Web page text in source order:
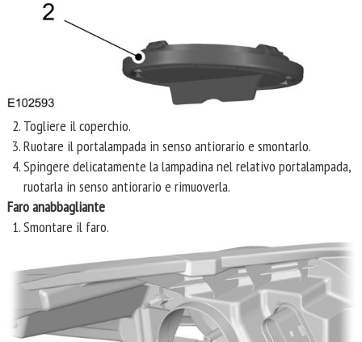
Togliere il coperchio.
Ruotare il portalampada in senso antiorario e smontarlo.
Spingere delicatamente la lampadina nel relativo portalampada,
ruotarla in senso antiorario e rimuoverla.
Faro anabbagliante
Smontare il faro.